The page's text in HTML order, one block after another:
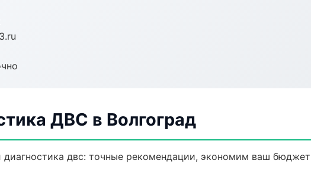
ДВС в Волгоград
двс: точные рекомендации, экономим ваш